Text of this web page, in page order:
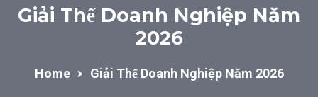
Giải Thể Doanh Nghiệp Năm
2026
Home Giải Thể Doanh Nghiệp Năm 2026